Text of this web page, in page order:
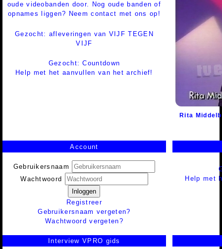
oude videobanden door. Nog oude banden of
opnames liggen? Neem contact met ons op!
Gezocht: afleveringen van VIJF TEGEN
VIJF
Gezocht: Countdown
Help met het aanvullen van het archief!
Rita
Account
Gebruikersnaam
Wachtwoord
Inloggen
Registreer
Gebruikersnaam vergeten?
Wachtwoord vergeten?
Help met
Interview VPRO gids